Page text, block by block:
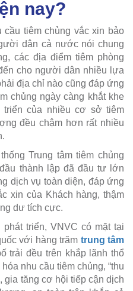
nay?
cầu tiêm chủng vắc xin bảo
dân cả nước nói chung
các địa điểm tiêm phòng
cho người dân nhiều lựa
địa chỉ nào cũng đáp ứng
chủng ngày càng khắt khe
của nhiều cơ sở tiêm
đều chậm hơn rất nhiều
Trung tâm tiêm chủng
thành lập đã đầu tư lớn
dịch vụ toàn diện, đáp ứng
xin của Khách hàng, thậm
dư tích cực.
triển, VNVC có mặt tại
với hàng trăm trung tâm
trải đều trên khắp lãnh thổ
nhu cầu tiêm chủng, “thu
gia tăng cơ hội tiếp cận dịch